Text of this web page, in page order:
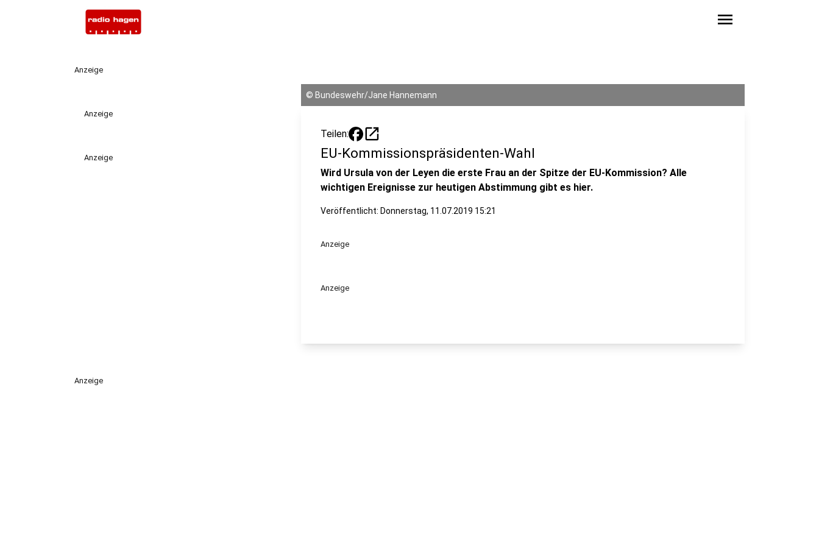
menu
Anzeige
Anzeige
Anzeige
© Bundeswehr/Jane Hannemann
Teilen: open_in_new
EU-Kommissionspräsidenten-Wahl
Wird Ursula von der Leyen die erste Frau an der Spitze der EU-Kommission? Alle
wichtigen Ereignisse zur heutigen Abstimmung gibt es hier.
Veröffentlicht: Donnerstag, 11.07.2019 15:21
Anzeige
Anzeige
Anzeige